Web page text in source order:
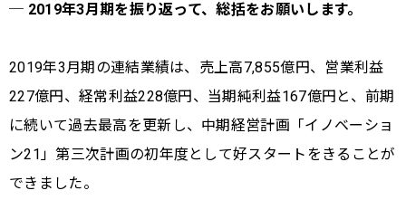
─ 2019年3月期を振り返って、総括をお願いします。
2019年3月期の連結業績は、売上高7,855億円、営業利益
227億円、経常利益228億円、当期純利益167億円と、前期
に続いて過去最高を更新し、中期経営計画「イノベーショ
ン21」第三次計画の初年度として好スタートをきることが
できました。